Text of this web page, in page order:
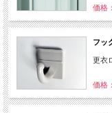
価格
フ
更衣
価格